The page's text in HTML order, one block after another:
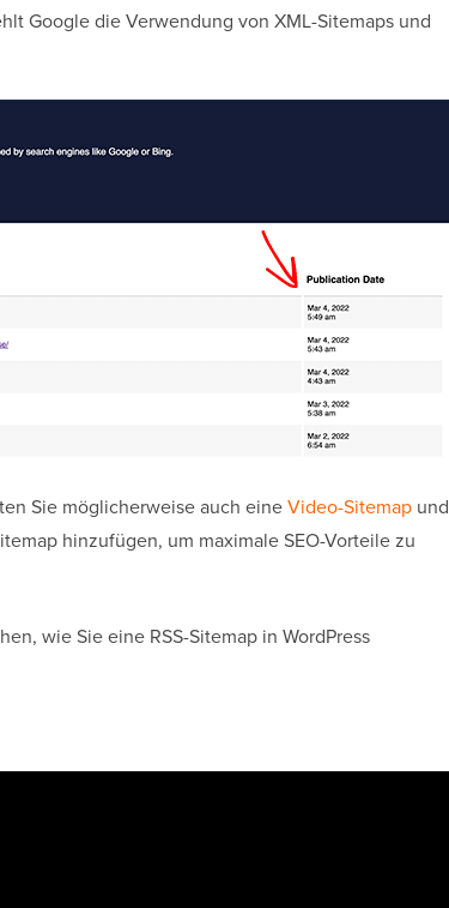
Google die Verwendung von XML-Sitemaps und
Sie möglicherweise auch eineVideo-Sitemap und
hinzufügen, um maximale SEO-Vorteile zu
wie Sie eine RSS-Sitemap in WordPress